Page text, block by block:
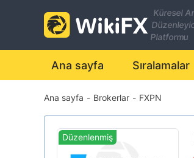
Küresel
Platformu
Ana sayfa Sıralamalar
Ana sayfa - Brokerlar - FXPN
Düzenlenmiş
0
1
2
1
2
3